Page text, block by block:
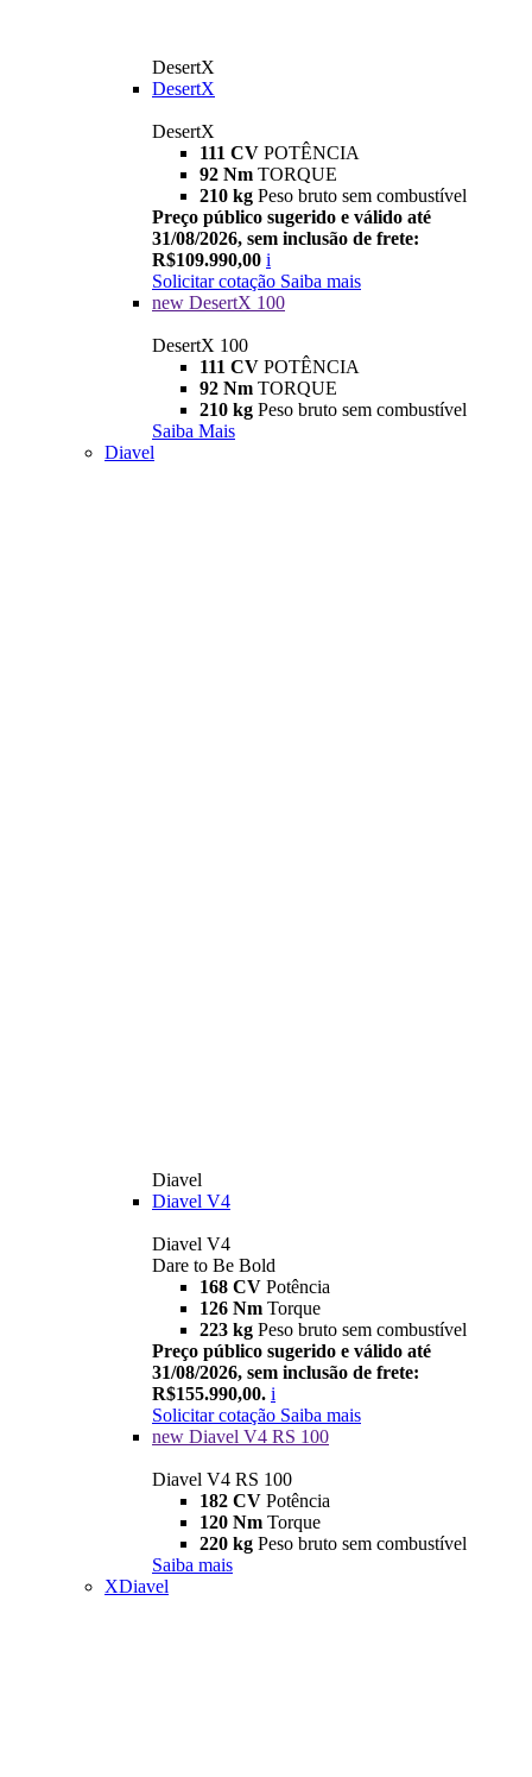
DesertX
DesertX
DesertX
111 CV POTÊNCIA
92 Nm TORQUE
210 kg Peso bruto sem combustível
Preço público sugerido e válido até
31/08/2026, sem inclusão de frete:
R$109.990,00 i
Solicitar cotação Saiba mais
new DesertX 100
DesertX 100
111 CV POTÊNCIA
92 Nm TORQUE
210 kg Peso bruto sem combustível
Saiba Mais
Diavel
Diavel
Diavel V4
Diavel V4
Dare to Be Bold
168 CV Potência
126 Nm Torque
223 kg Peso bruto sem combustível
Preço público sugerido e válido até
31/08/2026, sem inclusão de frete:
R$155.990,00. i
Solicitar cotação Saiba mais
new Diavel V4 RS 100
Diavel V4 RS 100
182 CV Potência
120 Nm Torque
220 kg Peso bruto sem combustível
Saiba mais
XDiavel